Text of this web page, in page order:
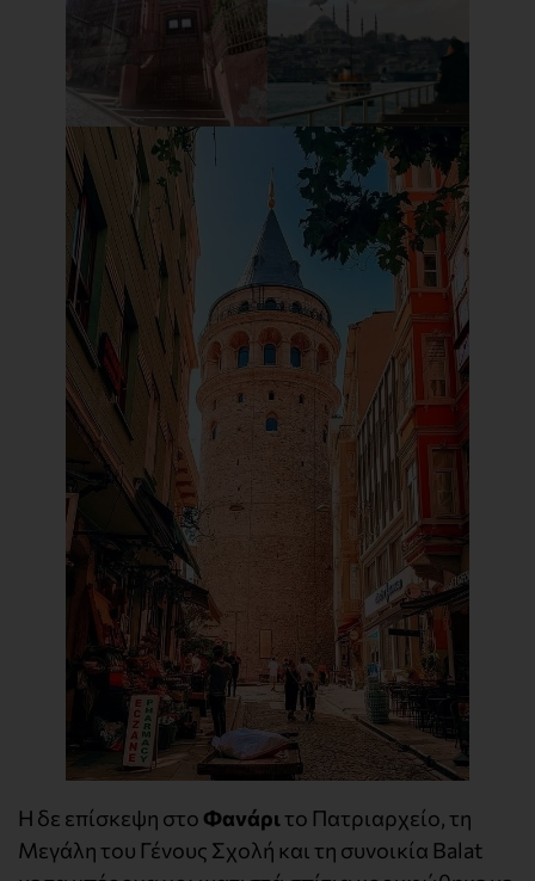
Η δε επίσκεψη στο Φανάριτο Πατριαρχείο, τη
Μεγάλη του Γένους Σχολή και τη συνοικία Balat